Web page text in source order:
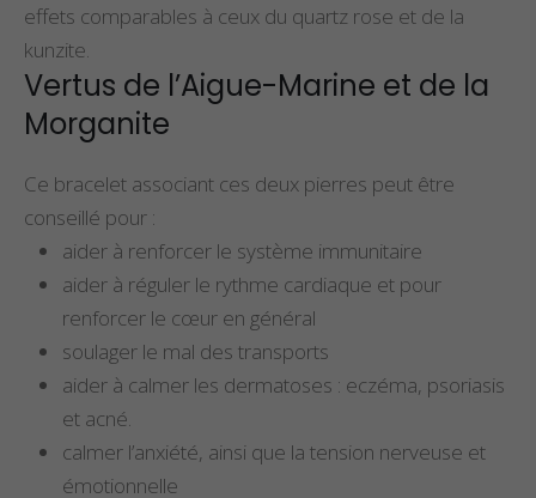
effets comparables à ceux du quartz rose et de la
kunzite.
Vertus de l’Aigue-Marine et de la
Morganite
Ce bracelet associant ces deux pierres peut être
conseillé pour :
aider à renforcer le système immunitaire
aider à réguler le rythme cardiaque et pour
renforcer le cœur en général
soulager le mal des transports
aider à calmer les dermatoses : eczéma, psoriasis
et acné.
calmer l’anxiété, ainsi que la tension nerveuse et
émotionnelle